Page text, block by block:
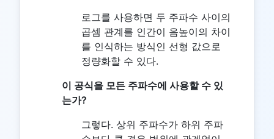
로그를 사용하면 두 주파수 사이의
곱셈 관계를 인간이 음높이의 차이
를 인식하는 방식인 선형 값으로
정량화할 수 있다.
이 공식을 모든 주파수에 사용할 수 있
는가?
그렇다. 상위 주파수가 하위 주파